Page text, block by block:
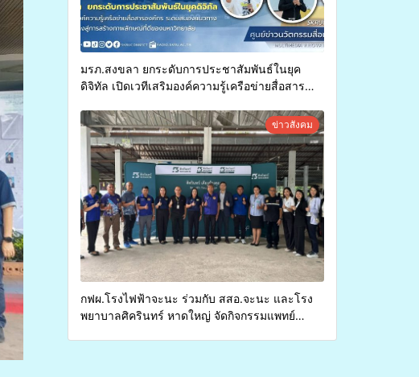
มรภ.สงขลา ยกระดับการประชาสัมพันธ์ในยุค
ดิจิทัล เปิดเวทีเสริมองค์ความรู้เครือข่ายสื่อสาร
การสร้างภาพลักษณ์ที่ดีของมหาวิทยาลัยข่าวสังคม
กฟผ.โรงไฟฟ้าจะนะ ร่วมกับ สสอ.จะนะ และโรง
พยาบาลศิครินทร์ หาดใหญ่ จัดกิจกรรมแพทย์